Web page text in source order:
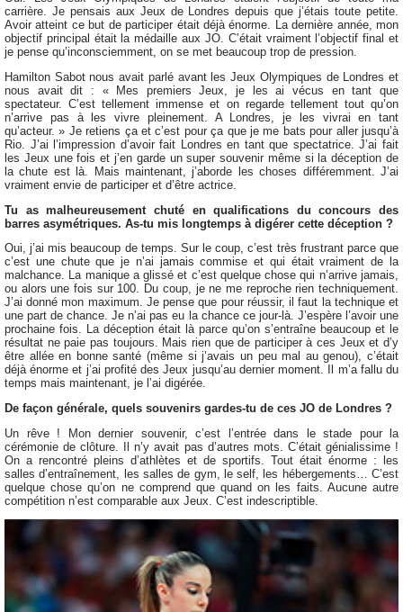
carrière. Je pensais aux Jeux de Londres depuis que j’étais toute petite.
Avoir atteint ce but de participer était déjà énorme. La dernière année, mon
objectif principal était la médaille aux JO. C’était vraiment l’objectif final et
je pense qu’inconsciemment, on se met beaucoup trop de pression.
Hamilton Sabot nous avait parlé avant les Jeux Olympiques de Londres et
nous avait dit : « Mes premiers Jeux, je les ai vécus en tant que
spectateur. C’est tellement immense et on regarde tellement tout qu’on
n’arrive pas à les vivre pleinement. A Londres, je les vivrai en tant
qu’acteur. » Je retiens ça et c’est pour ça que je me bats pour aller jusqu’à
Rio. J’ai l’impression d’avoir fait Londres en tant que spectatrice. J’ai fait
les Jeux une fois et j’en garde un super souvenir même si la déception de
la chute est là. Mais maintenant, j’aborde les choses différemment. J’ai
vraiment envie de participer et d’être actrice.
Tu as malheureusement chuté en qualifications du concours des
barres asymétriques. As-tu mis longtemps à digérer cette déception ?
Oui, j’ai mis beaucoup de temps. Sur le coup, c’est très frustrant parce que
c’est une chute que je n’ai jamais commise et qui était vraiment de la
malchance. La manique a glissé et c’est quelque chose qui n’arrive jamais,
ou alors une fois sur 100. Du coup, je ne me reproche rien techniquement.
J’ai donné mon maximum. Je pense que pour réussir, il faut la technique et
une part de chance. Je n’ai pas eu la chance ce jour-là. J’espère l’avoir une
prochaine fois. La déception était là parce qu’on s’entraîne beaucoup et le
résultat ne paie pas toujours. Mais rien que de participer à ces Jeux et d’y
être allée en bonne santé (même si j’avais un peu mal au genou), c’était
déjà énorme et j’ai profité des Jeux jusqu’au dernier moment. Il m’a fallu du
temps mais maintenant, je l’ai digérée.
De façon générale, quels souvenirs gardes-tu de ces JO de Londres ?
Un rêve ! Mon dernier souvenir, c’est l’entrée dans le stade pour la
cérémonie de clôture. Il n’y avait pas d’autres mots. C’était génialissime !
On a rencontré pleins d’athlètes et de sportifs. Tout était énorme : les
salles d’entraînement, les salles de gym, le self, les hébergements… C’est
quelque chose qu’on ne comprend que quand on les faits. Aucune autre
compétition n’est comparable aux Jeux. C’est indescriptible.